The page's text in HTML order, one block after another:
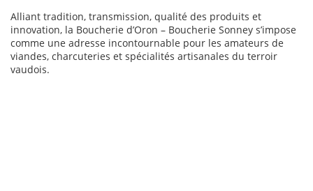
Alliant tradition, transmission, qualité des produits et
innovation, la Boucherie d’Oron – Boucherie Sonney s’impose
comme une adresse incontournable pour les amateurs de
viandes, charcuteries et spécialités artisanales du terroir
vaudois.